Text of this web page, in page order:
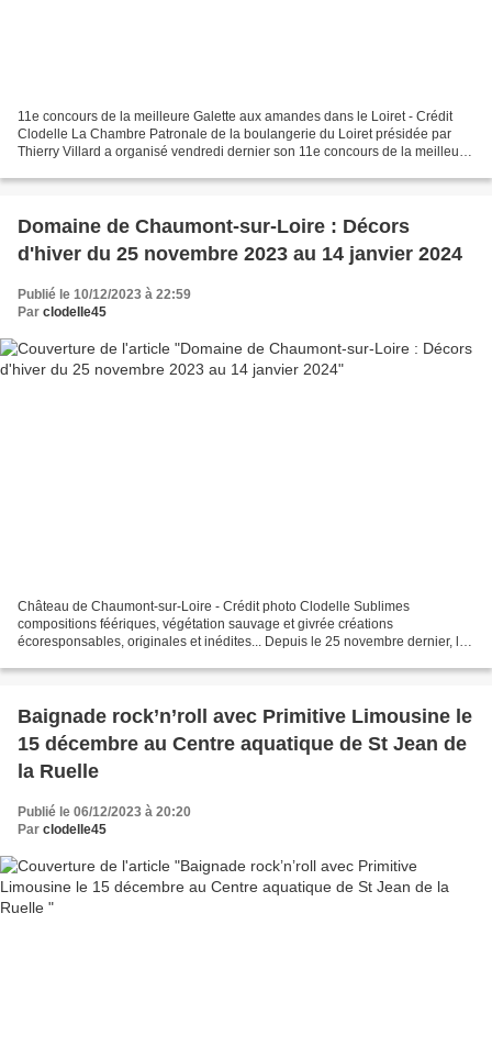
11e concours de la meilleure Galette aux amandes dans le Loiret - Crédit
Clodelle La Chambre Patronale de la boulangerie du Loiret présidée par
Thierry Villard a organisé vendredi dernier son 11e concours de la meilleure
Domaine de Chaumont-sur-Loire : Décors
d'hiver du 25 novembre 2023 au 14 janvier 2024
Publié le 10/12/2023 à 22:59
Par clodelle45
Château de Chaumont-sur-Loire - Crédit photo Clodelle Sublimes
compositions féériques, végétation sauvage et givrée créations
écoresponsables, originales et inédites... Depuis le 25 novembre dernier, le
Baignade rock’n’roll avec Primitive Limousine le
15 décembre au Centre aquatique de St Jean de
la Ruelle
Publié le 06/12/2023 à 20:20
Par clodelle45